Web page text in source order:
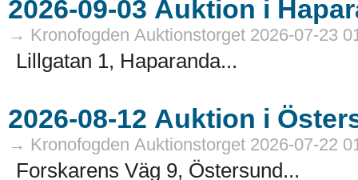
→ Kronofogden Auktionstorget 2026-07-23
Lillgatan 1, Haparanda...
→ Kronofogden Auktionstorget 2026-07-22
Forskarens Väg 9, Östersund...